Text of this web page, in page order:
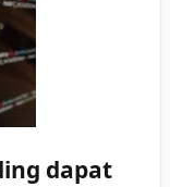
dapat